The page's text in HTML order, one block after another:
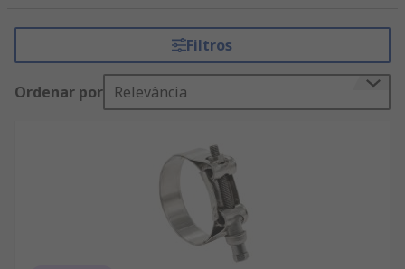
de acero inoxidable, ya están disponibles en
latón, acero dulce y nylon.La abrazadera Jubilee
es una marca de la empresa británica, L Robinson
& Co pero se ha convertido en sinónimo de este
Filtros
Ordenar por Relevância